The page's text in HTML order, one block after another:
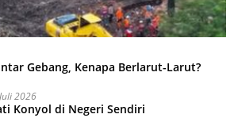
Gebang, Kenapa Berlarut-Larut?
2026
Konyol di Negeri Sendiri